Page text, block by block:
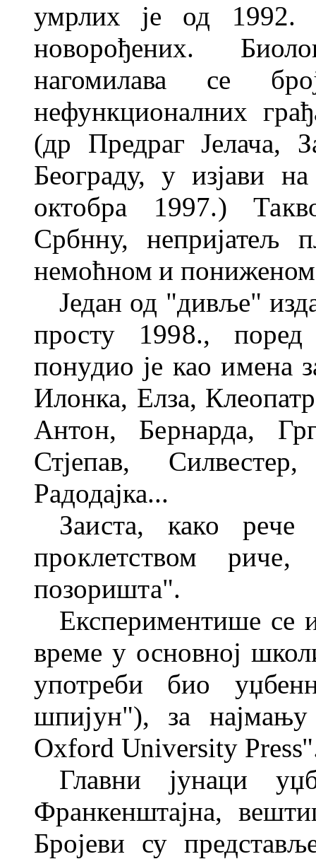
умрлих је од 1992.
новорођених.
нагомилава се
нефункционалних
(др Предраг Јелача,
Београду, у изјави
октобра 1997.)
Србнну,
немоћном и пони
Један од "дивље"
просту 1998., поред
понудио је као имена
Илонка, Елза,
Антон, Бернарда,
Стјепав,
Радодајка...
Заиста, како
проклетством
позоришта".
Експериментише се
време у основној
употреби био уџ
шпијун"), за
Oxford University Press
Главни јунаци
Франкенштајна,
Бројеви су